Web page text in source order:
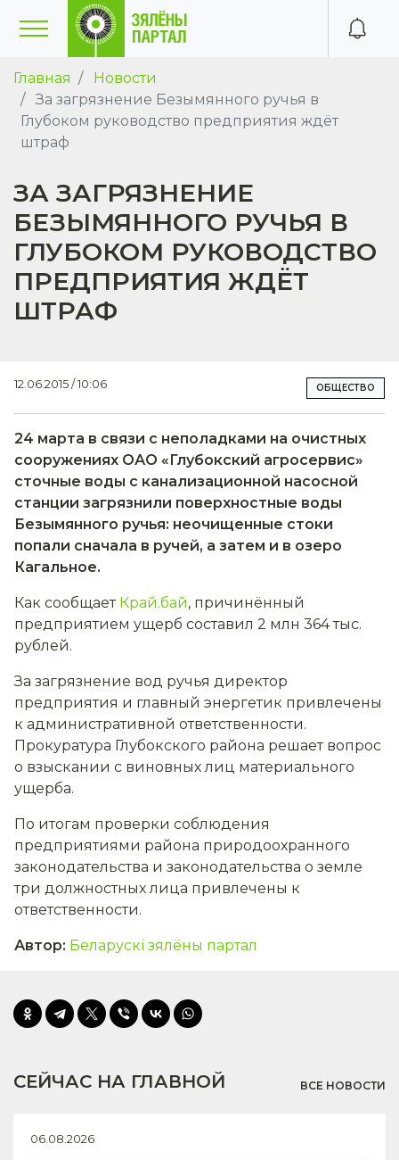
Главная
Новости
За загрязнение Безымянного ручья в
Глубоком руководство предприятия ждёт
штраф
ЗА ЗАГРЯЗНЕНИЕ
БЕЗЫМЯННОГО РУЧЬЯ В
ГЛУБОКОМ РУКОВОДСТВО
ПРЕДПРИЯТИЯ ЖДЁТ
ШТРАФ
12.06.2015 / 10:06 ОБЩЕСТВО
24 марта в связи с неполадками на очистных
сооружениях ОАО «Глубокский агросервис»
сточные воды с канализационной насосной
станции загрязнили поверхностные воды
Безымянного ручья: неочищенные стоки
попали сначала в ручей, а затем и в озеро
Кагальное.
Как сообщает Край.бай, причинённый
предприятием ущерб составил 2 млн 364 тыс.
рублей.
За загрязнение вод ручья директор
предприятия и главный энергетик привлечены
к административной ответственности.
Прокуратура Глубокского района решает вопрос
о взыскании с виновных лиц материального
ущерба.
По итогам проверки соблюдения
предприятиями района природоохранного
законодательства и законодательства о земле
три должностных лица привлечены к
ответственности.
Автор: Беларускі зялёны партал
СЕЙЧАС НА ГЛАВНОЙ ВСЕ НОВОСТИ
06.08.2026